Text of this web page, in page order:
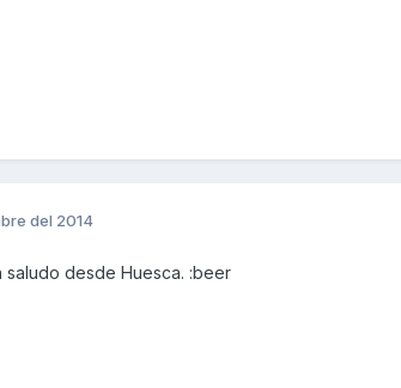
del 2014
desde Huesca. :beer